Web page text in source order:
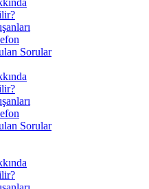
Sorular
Sorular